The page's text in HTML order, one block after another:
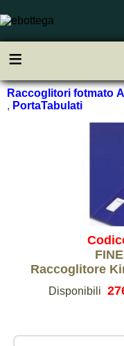
≡
Raccoglitori fotmato
, PortaTabulati
Raccoglitore
Disponibili